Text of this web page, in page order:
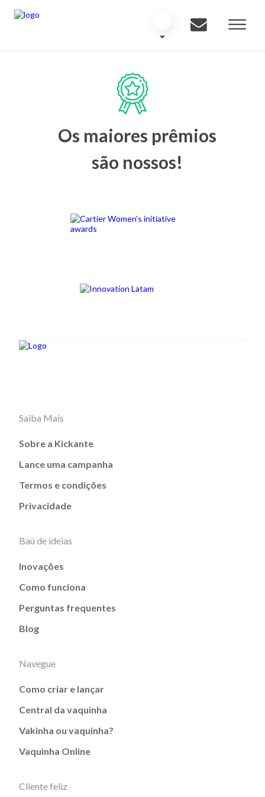
Os maiores prêmios
são nossos!
Saiba Mais
Sobre a Kickante
Lance uma campanha
Termos e condições
Privacidade
Baú de ideias
Inovações
Como funciona
Perguntas frequentes
Blog
Navegue
Como criar e lançar
Central da vaquinha
Vakinha ou vaquinha?
Vaquinha Online
Cliente feliz